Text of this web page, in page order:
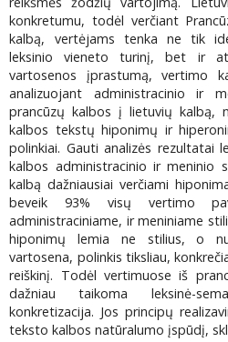
konkretumu, todėl verčiant
kalbą, vertėjams tenka ne tik
leksinio vieneto turinį, bet ir
vartosenos įprastumą, vertimo
analizuojant administracinio ir
prancūzų kalbos į lietuvių kalbą,
kalbos tekstų hiponimų ir
polinkiai. Gauti analizės rezultatai
kalbos administracinio ir meninio
kalbą dažniausiai verčiami
beveik 93% visų vertimo
administraciniame, ir meniniame
hiponimų lemia ne stilius, o
vartosena, polinkis tiksliau,
reiškinį. Todėl vertimuose iš
dažniau taikoma leksinė-
konkretizacija. Jos principų
teksto kalbos natūralumo įspūdį,